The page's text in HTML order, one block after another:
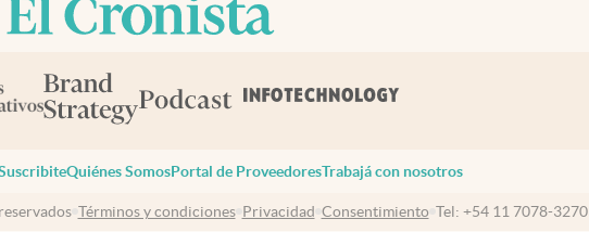
Quiénes SomosPortal de ProveedoresTrabajá con nosotros
Términos y condiciones Privacidad Consentimiento Tel: +54 11 7078-3270